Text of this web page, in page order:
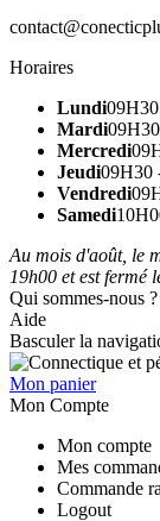
Horaires
Lundi
Mardi
Mercredi
Jeudi09H30
Vendredi
Samedi
Au mois d'août, le
19h00 et est fermé
Qui sommes-nous ?
Aide
Basculer la
Mon panier
Mon Compte
Mon compte
Mes
Commande
Logout